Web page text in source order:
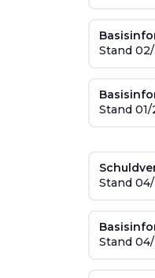
Stand
Stand 01/
Stand
Stand